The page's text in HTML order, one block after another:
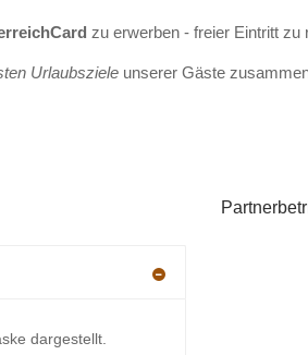
zu erwerben - freier Eintritt zu
Urlaubsziele unserer Gäste
dargestellt.